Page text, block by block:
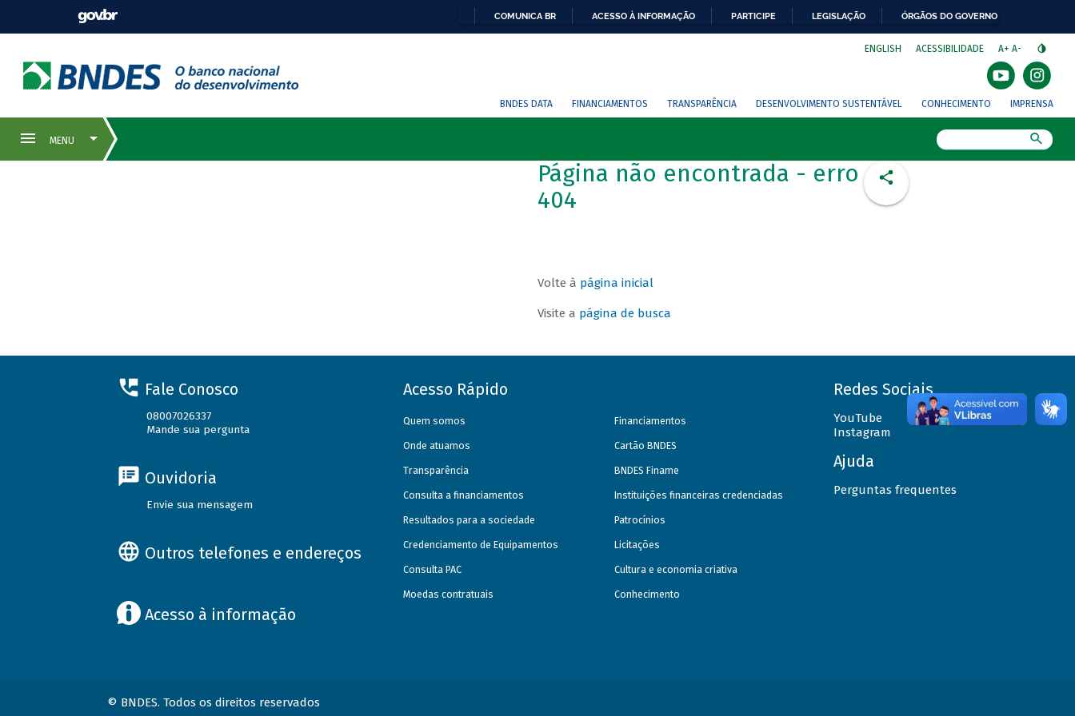
COMUNICA BR ACESSO À INFORMAÇÃO PARTICIPE LEGISLAÇÃO ÓRGÃOS DO GOVERNO
ENGLISH ACESSIBILIDADE A+ A-
BNDES DATA FINANCIAMENTOS TRANSPARÊNCIA DESENVOLVIMENTO SUSTENTÁVEL CONHECIMENTO IMPRENSA
Página não encontrada - erro
404
Volte à página inicial
Visite a página de busca
Fale Conosco
08007026337
Mande sua pergunta
Ouvidoria
Envie sua mensagem
Outros telefones e endereços
Acesso à informação
Acesso Rápido
Quem somos
Onde atuamos
Transparência
Consulta a financiamentos
Resultados para a sociedade
Credenciamento de Equipamentos
Consulta PAC
Moedas contratuais
Financiamentos
Cartão BNDES
BNDES Finame
Instituições financeiras credenciadas
Patrocínios
Licitações
Cultura e economia criativa
Conhecimento
Redes Sociais
YouTube
Instagram
Ajuda
Perguntas frequentes
© BNDES. Todos os direitos reservados